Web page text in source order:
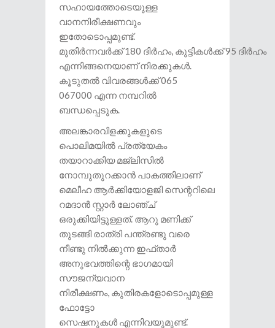
സഹായത്തോടെയുള്ള
വാനനിരീക്ഷണവും
ഇതോടൊപ്പമുണ്ട്.
മുതിർന്നവർക്ക് 180 ദിർഹം, കുട്ടികൾക്ക് 95 ദിർഹം
എന്നിങ്ങനെയാണ് നിരക്കുകൾ.
കൂടുതൽ വിവരങ്ങൾക്ക് 065
067000 എന്ന നമ്പറിൽ
ബന്ധപ്പെടുക.
അലങ്കാരവിളക്കുകളുടെ
പൊലിമയിൽ പ്രത്യേകം
തയാറാക്കിയ മജ്ലിസിൽ
നോമ്പുതുറക്കാൻ പാകത്തിലാണ്
മെലീഹ ആർക്കിയോളജി സെന്ററിലെ
റമദാൻ സ്റ്റാർ ലോഞ്ച്
ഒരുക്കിയിട്ടുള്ളത്. ആറു മണിക്ക്
തുടങ്ങി രാത്രി പന്ത്രണ്ടു വരെ
നീണ്ടു നിൽക്കുന്ന ഇഫ്താർ
അനുഭവത്തിന്റെ ഭാ​ഗമായി
സൗജന്യവാന
നിരീക്ഷണം, കുതിരകളോടൊപ്പമുള്ള
ഫോട്ടോ
സെഷനുകൾ എന്നിവയുമുണ്ട്.